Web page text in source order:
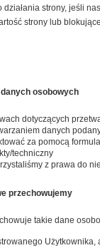
działania strony, jeśli
strony lub
osobowych
dotyczących
danych
za pomocą
techniczny
z prawa do
przechowujemy
takie dane
Użytkownika,